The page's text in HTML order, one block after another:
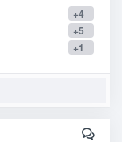
+4
+5
+1